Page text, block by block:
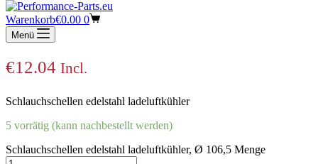
Warenkorb€0.00 0
Menü
Schlauchschellen edelstahl ladeluftkühler,
Ø 106,5
€12.04 Incl.
Schlauchschellen edelstahl ladeluftkühler
5 vorrätig (kann nachbestellt werden)
Schlauchschellen edelstahl ladeluftkühler, Ø 106,5 Menge